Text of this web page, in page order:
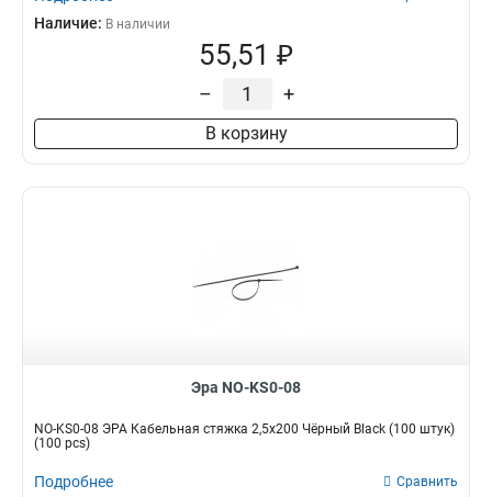
Наличие: В наличии
55,51 ₽
– +
В корзину
Эра NO-KS0-08
NO-KS0-08 ЭРА Кабельная стяжка 2,5х200 Чёрный Black (100 штук)
(100 pcs)
Подробнее Сравнить